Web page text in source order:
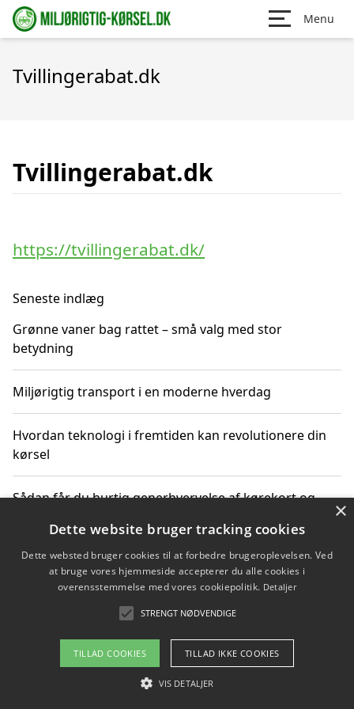
Menu
Tvillingerabat.dk
Tvillingerabat.dk
https://tvillingerabat.dk/
Seneste indlæg
Grønne vaner bag rattet – små valg med stor
betydning
Miljørigtig transport i en moderne hverdag
Hvordan teknologi i fremtiden kan revolutionere din
kørsel
Sådan får du hurtig generhvervelse af kørekort og
Sådan lærer du miljørigtig kørsel hos en køreskole i
Gentofte
Copyright 2026 - Pilanto Aps
Om / kontakt
×
Dette website bruger tracking cookies
Dette websted bruger cookies til at forbedre brugeroplevelsen. Ved
at bruge vores hjemmeside accepterer du alle cookies i
overensstemmelse med vores cookiepolitik. Detaljer
STRENGT NØDVENDIGE
TILLAD COOKIES TILLAD IKKE COOKIES
VIS DETALJER